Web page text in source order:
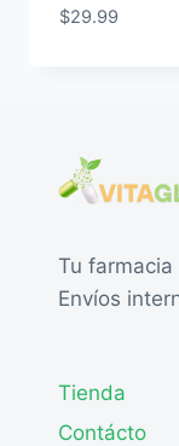
$29.99
Tu farmacia
Envíos
Tienda
Contácto